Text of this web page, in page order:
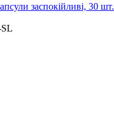
заспокійливі, 30 шт.